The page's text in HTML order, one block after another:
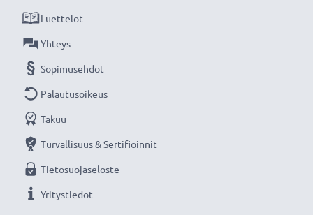
Luettelot
Yhteys
Sopimusehdot
Palautusoikeus
Takuu
Turvallisuus & Sertifioinnit
Tietosuojaseloste
Yritystiedot